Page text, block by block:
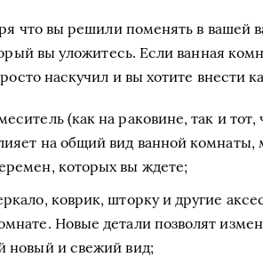
что вы решили поменять в вашей
вы уложитесь. Если ванная
наскучил и вы хотите внести
(как на раковине, так и
на общий вид ванной комнаты,
которых вы ждете;
коврик, шторку и другие
Новые детали позволят
новый и свежий вид;